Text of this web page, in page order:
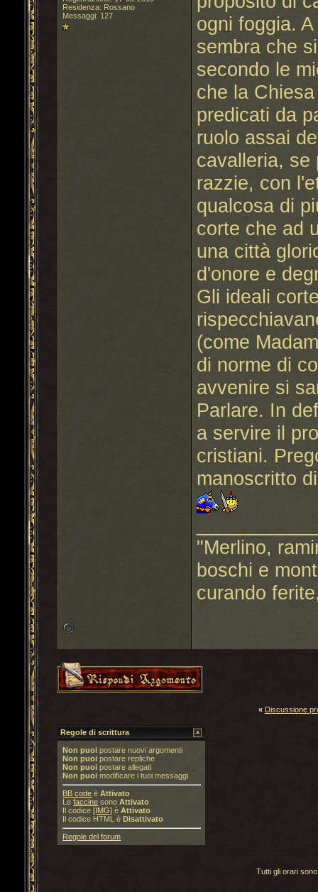
Residenza: Rossano
Messaggi: 127
ogni foggia.
sembra che
secondo le
che la
predicati da
ruolo assai
cavalleria, se
razzie, con
qualcosa di
corte che ad
una città
d'onore e
Gli ideali
(come
di norme di
avvenire si
Parlare. In
a servire il
cristiani.
manoscritto
"Merlino,
boschi e
curando
« Discussione
Regole di scrittura
Non puoi postare nuovi argomenti
Non puoi postare repliche
Non puoi postare allegati
Non puoi modificare i tuoi messaggi
BB code èAttivato
Lefaccine sonoAttivato
Il codice[IMG] èAttivato
Il codice HTML èDisattivato
Regole del forum
Tutti gli orari